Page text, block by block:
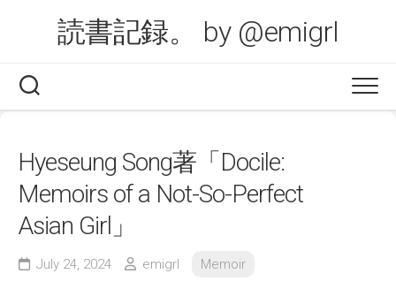
読書記録。 by @emigrl
Hyeseung Song著「Docile:
Memoirs of a Not-So-Perfect
Asian Girl」
July 24, 2024 emigrl Memoir